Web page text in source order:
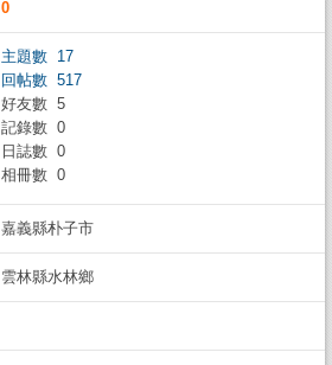
0
主題數 17
回帖數 517
好友數 5
記錄數 0
日誌數 0
相冊數 0
嘉義縣朴子市
雲林縣水林鄉